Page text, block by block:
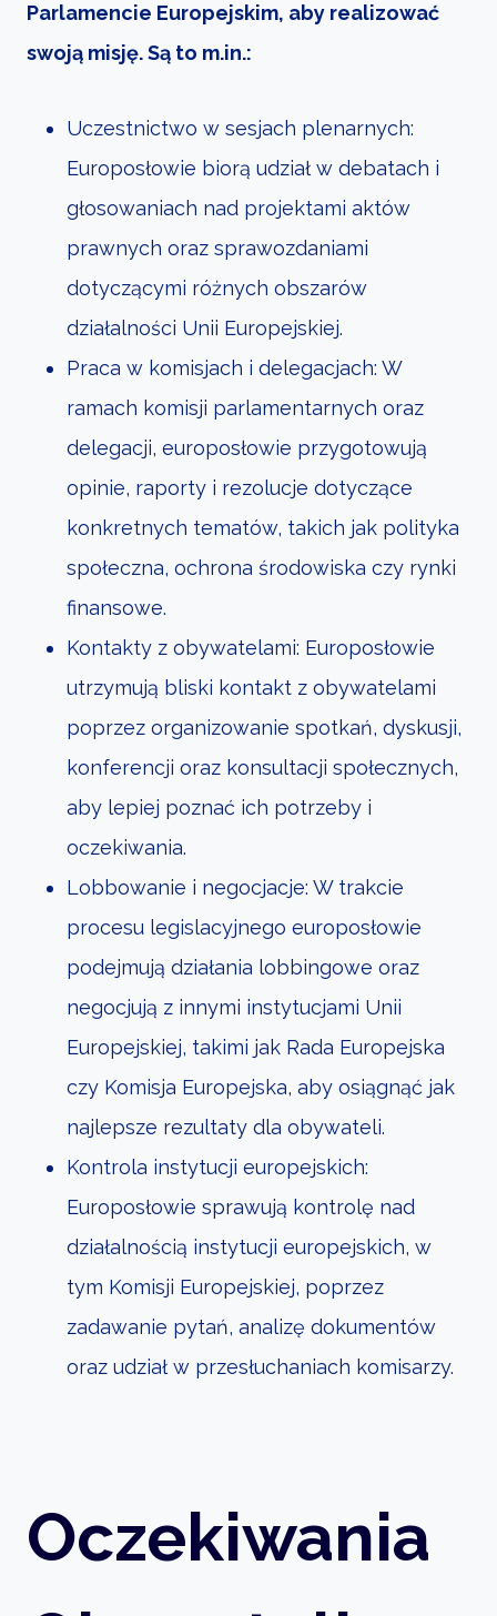
Parlamencie Europejskim, aby realizować
swoją misję. Są to m.in.:
Uczestnictwo w sesjach plenarnych:
Europosłowie biorą udział w debatach i
głosowaniach nad projektami aktów
prawnych oraz sprawozdaniami
dotyczącymi różnych obszarów
działalności Unii Europejskiej.
Praca w komisjach i delegacjach: W
ramach komisji parlamentarnych oraz
delegacji, europosłowie przygotowują
opinie, raporty i rezolucje dotyczące
konkretnych tematów, takich jak polityka
społeczna, ochrona środowiska czy rynki
finansowe.
Kontakty z obywatelami: Europosłowie
utrzymują bliski kontakt z obywatelami
poprzez organizowanie spotkań, dyskusji,
konferencji oraz konsultacji społecznych,
aby lepiej poznać ich potrzeby i
oczekiwania.
Lobbowanie i negocjacje: W trakcie
procesu legislacyjnego europosłowie
podejmują działania lobbingowe oraz
negocjują z innymi instytucjami Unii
Europejskiej, takimi jak Rada Europejska
czy Komisja Europejska, aby osiągnąć jak
najlepsze rezultaty dla obywateli.
Kontrola instytucji europejskich:
Europosłowie sprawują kontrolę nad
działalnością instytucji europejskich, w
tym Komisji Europejskiej, poprzez
zadawanie pytań, analizę dokumentów
oraz udział w przesłuchaniach komisarzy.
Oczekiwania